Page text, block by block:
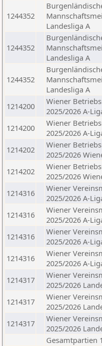
1244352
Landesliga A
1244352
Landesliga A
1244352
Landesliga A
1214200
Wiener
2025/2026 A-
1214200
Wiener
2025/2026 A-
1214202
Wiener
2025/2026
1214202
Wiener
2025/2026
1214316
Wiener
2025/2026 A-
1214316
Wiener
2025/2026 A-
1214316
Wiener
2025/2026 A-
1214316
Wiener
2025/2026 A-
1214317
Wiener
2025/2026
1214317
Wiener
2025/2026
1214317
Wiener
2025/2026
Gesamtpartien